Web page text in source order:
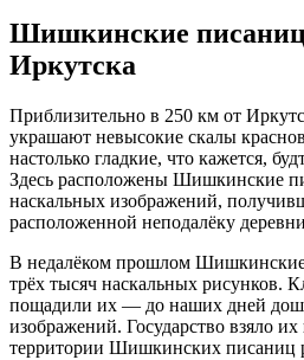
Шишкинские
Иркутска
Приблизительно в 250 км от
украшают невысокие скалы
настолько гладкие, что кажется,
Здесь расположены Шишкинские
наскальных изображений,
расположенной неподалёку
В недалёком прошлом
трёх тысяч наскальных рисунков.
пощадили их — до наших дней
изображений. Государство взяло
территории Шишкинских писаниц